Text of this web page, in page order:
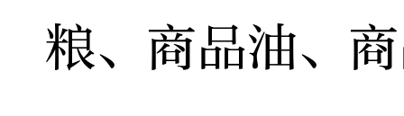
粮、商品油、